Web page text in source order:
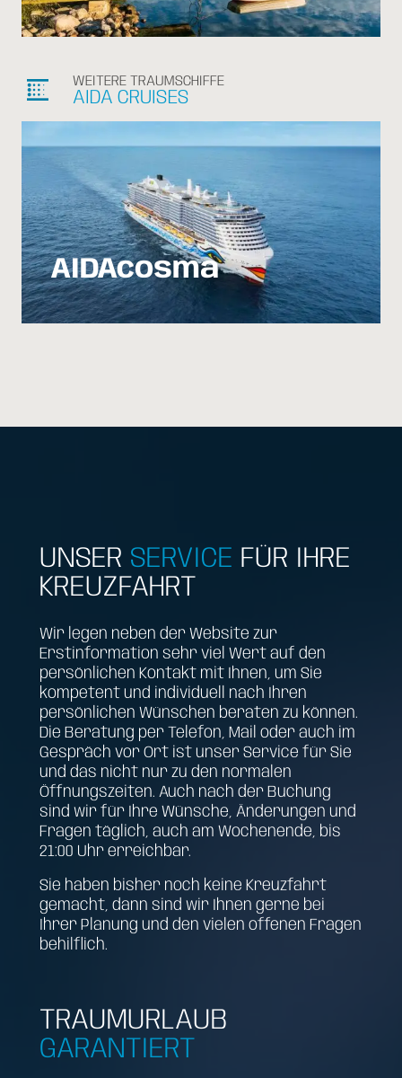
blur_linear WEITERE TRAUMSCHIFFE
AIDA CRUISES
AIDAcosma
UNSER SERVICE FÜR IHRE
KREUZFAHRT
Wir legen neben der Website zur
Erstinformation sehr viel Wert auf den
persönlichen Kontakt mit Ihnen, um Sie
kompetent und individuell nach Ihren
persönlichen Wünschen beraten zu können.
Die Beratung per Telefon, Mail oder auch im
Gespräch vor Ort ist unser Service für Sie
und das nicht nur zu den normalen
Öffnungszeiten. Auch nach der Buchung
sind wir für Ihre Wünsche, Änderungen und
Fragen täglich, auch am Wochenende, bis
21:00 Uhr erreichbar.
Sie haben bisher noch keine Kreuzfahrt
gemacht, dann sind wir Ihnen gerne bei
Ihrer Planung und den vielen offenen Fragen
behilflich.
TRAUMURLAUB
GARANTIERT